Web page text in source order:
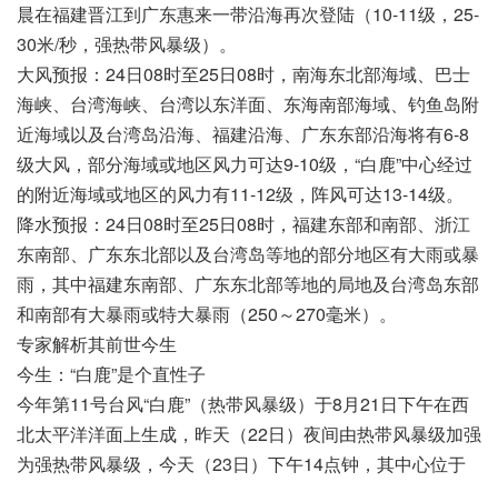
晨在福建晋江到广东惠来一带沿海再次登陆（10-11级，25-
30米/秒，强热带风暴级）。
大风预报：24日08时至25日08时，南海东北部海域、巴士
海峡、台湾海峡、台湾以东洋面、东海南部海域、钓鱼岛附
近海域以及台湾岛沿海、福建沿海、广东东部沿海将有6-8
级大风，部分海域或地区风力可达9-10级，“白鹿”中心经过
的附近海域或地区的风力有11-12级，阵风可达13-14级。
降水预报：24日08时至25日08时，福建东部和南部、浙江
东南部、广东东北部以及台湾岛等地的部分地区有大雨或暴
雨，其中福建东南部、广东东北部等地的局地及台湾岛东部
和南部有大暴雨或特大暴雨（250～270毫米）。
专家解析其前世今生
今生：“白鹿”是个直性子
今年第11号台风“白鹿”（热带风暴级）于8月21日下午在西
北太平洋洋面上生成，昨天（22日）夜间由热带风暴级加强
为强热带风暴级，今天（23日）下午14点钟，其中心位于